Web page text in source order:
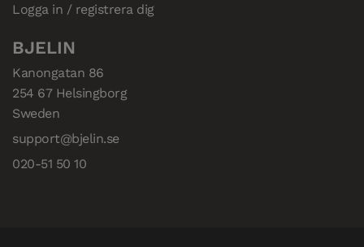
Logga in / registrera dig
BJELIN
Kanongatan 86
254 67 Helsingborg
Sweden
support@bjelin.se
020-51 50 10